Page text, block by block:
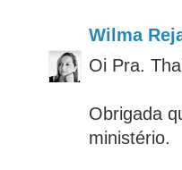
Wilma
Oi Pra.
Obrigada
ministério.